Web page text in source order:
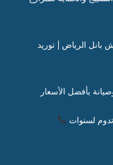
بانل الرياض | توريد
بأفضل الأسعار
لسنوات